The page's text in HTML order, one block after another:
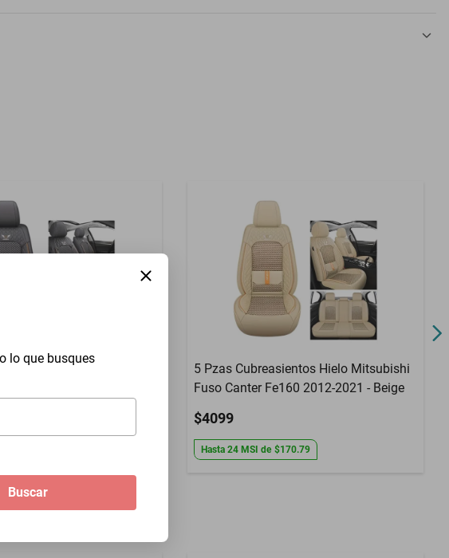
lo que busques
Buscar
Hielo Nash
5 Pzas Cubreasientos Hielo Mitsubishi
Fuso Canter Fe160 2012-2021 - Beige
$4099
Hasta 24 MSI de $170.79